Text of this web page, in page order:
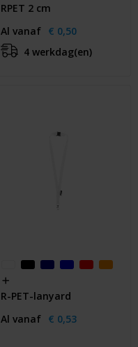
RPET 2 cm
Al vanaf € 0,50
4 werkdag(en)
R-PET-lanyard
Al vanaf € 0,53